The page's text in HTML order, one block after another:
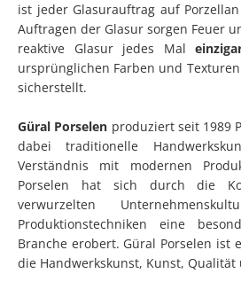
ist jeder Glasurauftrag auf Porzellan
Auftragen der Glasur sorgen Feuer
reaktive Glasur jedes Mal
ursprünglichen Farben und
sicherstellt.
Güral Porselen produziert seit 1989
dabei traditionelle
Verständnis mit modernen
Porselen hat sich durch die
verwurzelten
Produktionstechniken eine
Branche erobert. Güral Porselen ist
die Handwerkskunst, Kunst, Qualität